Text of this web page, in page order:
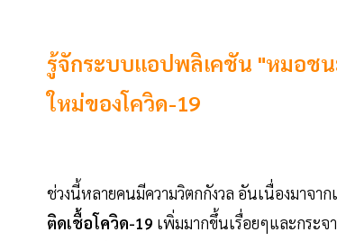
รู้จักระบบแอปพลิเคชัน "หมอช
ใหม่ของโควิด-19
ช่วงนี้หลายคนมีความวิตกกังวล อันเนื่องมาจาก
ติดเชื้อโควิด-19 เพิ่มมากขึ้นเรื่อยๆและกระจ